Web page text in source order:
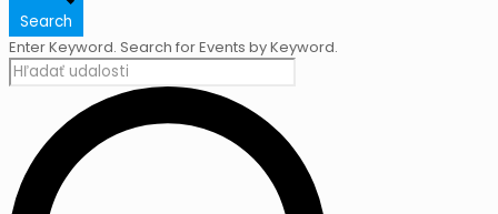
Search
Enter Keyword. Search for Events by Keyword.